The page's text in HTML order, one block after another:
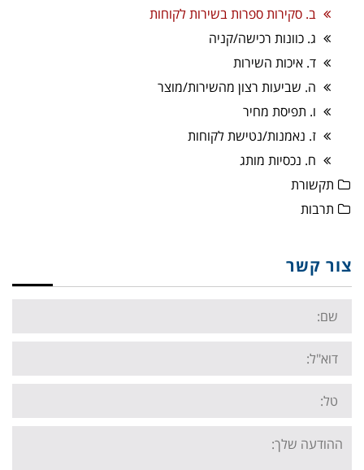
ב. סקירות ספרות בשירות לקוחות
ג. כוונות רכישה/קניה
ד. איכות השירות
ה. שביעות רצון מהשירות/מוצר
ו. תפיסת מחיר
ז. נאמנות/נטישת לקוחות
ח. נכסיות מותג
תקשורת
תרבות
צור קשר
Name:
Email:
Tel:
Your
message: